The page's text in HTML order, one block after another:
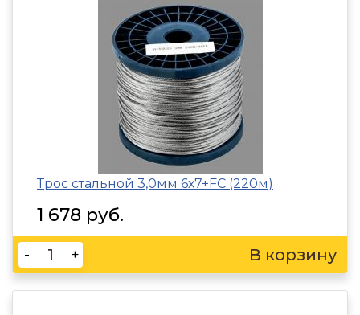
Трос стальной 3,0мм 6х7+FC (220м)
1 678 руб.
- +